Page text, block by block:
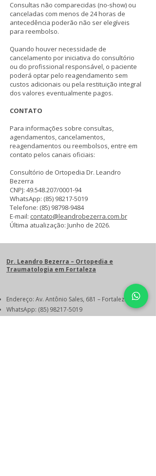
Consultas não comparecidas (no-show) ou
canceladas com menos de 24 horas de
antecedência poderão não ser elegíveis
para reembolso.
Quando houver necessidade de
cancelamento por iniciativa do consultório
ou do profissional responsável, o paciente
poderá optar pelo reagendamento sem
custos adicionais ou pela restituição integral
dos valores eventualmente pagos.
CONTATO
Para informações sobre consultas,
agendamentos, cancelamentos,
reagendamentos ou reembolsos, entre em
contato pelos canais oficiais:
Consultório de Ortopedia Dr. Leandro
Bezerra
CNPJ: 49.548.207/0001-94
WhatsApp: (85) 98217-5019
Telefone: (85) 98798-9484
E-mail: contato@leandrobezerra.com.br
Última atualização: Junho de 2026.
Dr. Leandro Bezerra – Ortopedia e
Traumatologia em Fortaleza
Endereço: Av. Antônio Sales, 681 – Fortaleza/CE
WhatsApp: (85) 98217-5019